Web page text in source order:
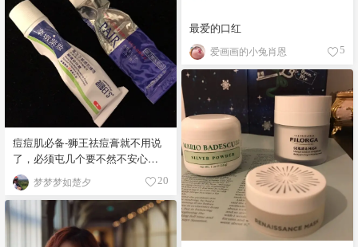
友可以搜搜看
最爱的口红
爱画画的小兔肖恩 5
痘痘肌必备-狮王祛痘膏就不用说
了，必须屯几个要不然不安心。
乐敦药妆这个是祛痘印的，坚持
用就会有效果~ 就是味道很冲，介
意的小伙伴要慎重，质地也比较
厚重~
梦梦梦如楚夕 20